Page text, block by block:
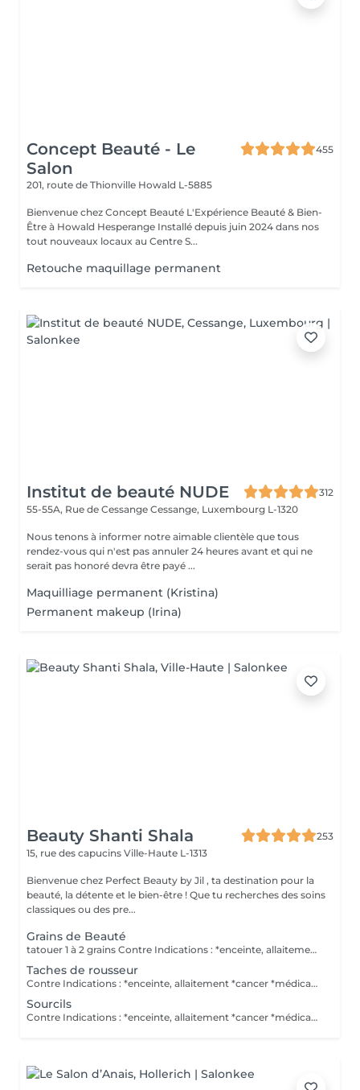
Concept Beauté - Le
Salon
455
201, route de Thionville Howald L-5885
Bienvenue chez Concept Beauté L'Expérience Beauté & Bien-
Être à Howald Hesperange Installé depuis juin 2024 dans nos
tout nouveaux locaux au Centre S...
Retouche maquillage permanent
Institut de beauté NUDE
312
55-55A, Rue de Cessange Cessange, Luxembourg L-1320
Nous tenons à informer notre aimable clientèle que tous
rendez-vous qui n'est pas annuler 24 heures avant et qui ne
serait pas honoré devra être payé ...
Maquilliage permanent (Kristina)
Permanent makeup (Irina)
Beauty Shanti Shala
253
15, rue des capucins Ville-Haute L-1313
Bienvenue chez Perfect Beauty by Jil , ta destination pour la
beauté, la détente et le bien-être ! Que tu recherches des soins
classiques ou des pre...
Grains de Beauté
tatouer 1 à 2 grains Contre Indications : *enceinte, allaitement *cancer *médicaments anticoagulants Pas de retouche comprise dans le prix. Pas d'alcool le jour avant. Post traitement : *mettre pendant 1 semaine une crème que vous acheter ici.
Taches de rousseur
Contre Indications : *enceinte, allaitement *cancer *médicaments anticoagulants Pas de retouche comprise dans le prix. Pas d'alcool le jour avant. Post traitement : *mettre pendant 1 semaine une crème que vous acheter ici.
Sourcils
Contre Indications : *enceinte, allaitement *cancer *médicaments anticoagulants Pas de retouche comprise dans le prix. Pas d'alcool le jour avant. Si vous souhaitez une crème anesthésiante, il faudra une ordonnance médicale ( obligé par la loi ) pour éviter des allergies/réactions aux crèmes. Vous devez vous même acheter la crème en pharmacie. Post traitement : *mettre pendant 1 semaine une crème que vous acheter ici.